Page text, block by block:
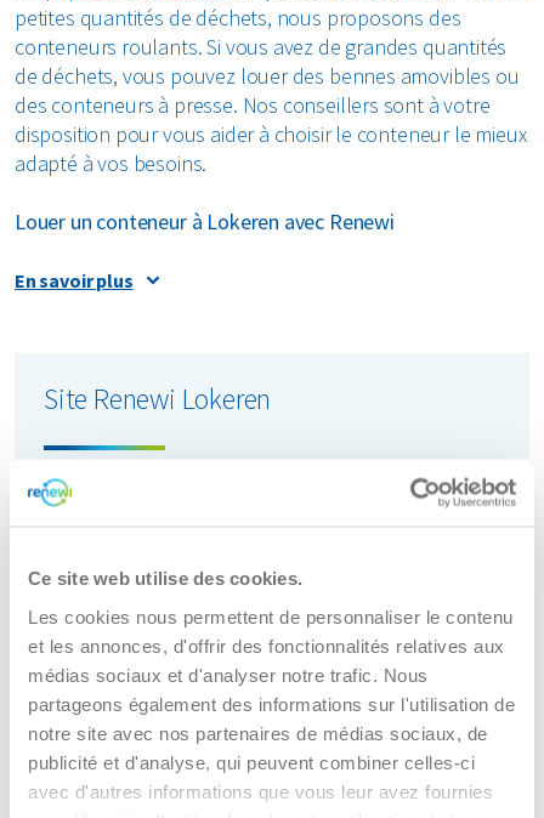
Ce site web utilise des cookies.
Les cookies nous permettent de personnaliser le contenu
et les annonces, d'offrir des fonctionnalités relatives aux
médias sociaux et d'analyser notre trafic. Nous
partageons également des informations sur l'utilisation de
notre site avec nos partenaires de médias sociaux, de
publicité et d'analyse, qui peuvent combiner celles-ci
avec d'autres informations que vous leur avez fournies
petites quantités de déchets, nous proposons des
conteneurs roulants. Si vous avez de grandes quantités
de déchets, vous pouvez louer des bennes amovibles ou
des conteneurs à presse. Nos conseillers sont à votre
disposition pour vous aider à choisir le conteneur le mieux
adapté à vos besoins.
Louer un conteneur à Lokeren avec Renewi
Il est très facile de louer un conteneur à Lokeren. Nous
ou de petites quantités de déchets, nous pouvons vous
pratiques, vous permettant de sélectionner rapidement le
conteneur adapté. Par exemple, vous pouvez indiquer le
type de déchets pour lequel vous avez besoin d’un
pouvez également préciser la fréquence de vidage du
bimensuels ou mensuels.
Vous ne savez pas quel conteneur correspond le mieux à
vos besoins ? Nos conseillers experts sont là pour vous
guider. En fonction de votre situation, nous vous
recommanderons le conteneur idéal. Pour une réponse
rapide, n’hésitez pas à nous contacter par téléphone.
En savoir plus
Site Renewi Lokeren
Waaslandlaan 1
Contact:+32 800 11 114
Openingstijden locatie:
lundi
06:00 -17:00
mardi
06:00 -17:00
mercredi
06:00 -17:00
jeudi
06:00 - 17:00
vendredi
06:00 -16:00